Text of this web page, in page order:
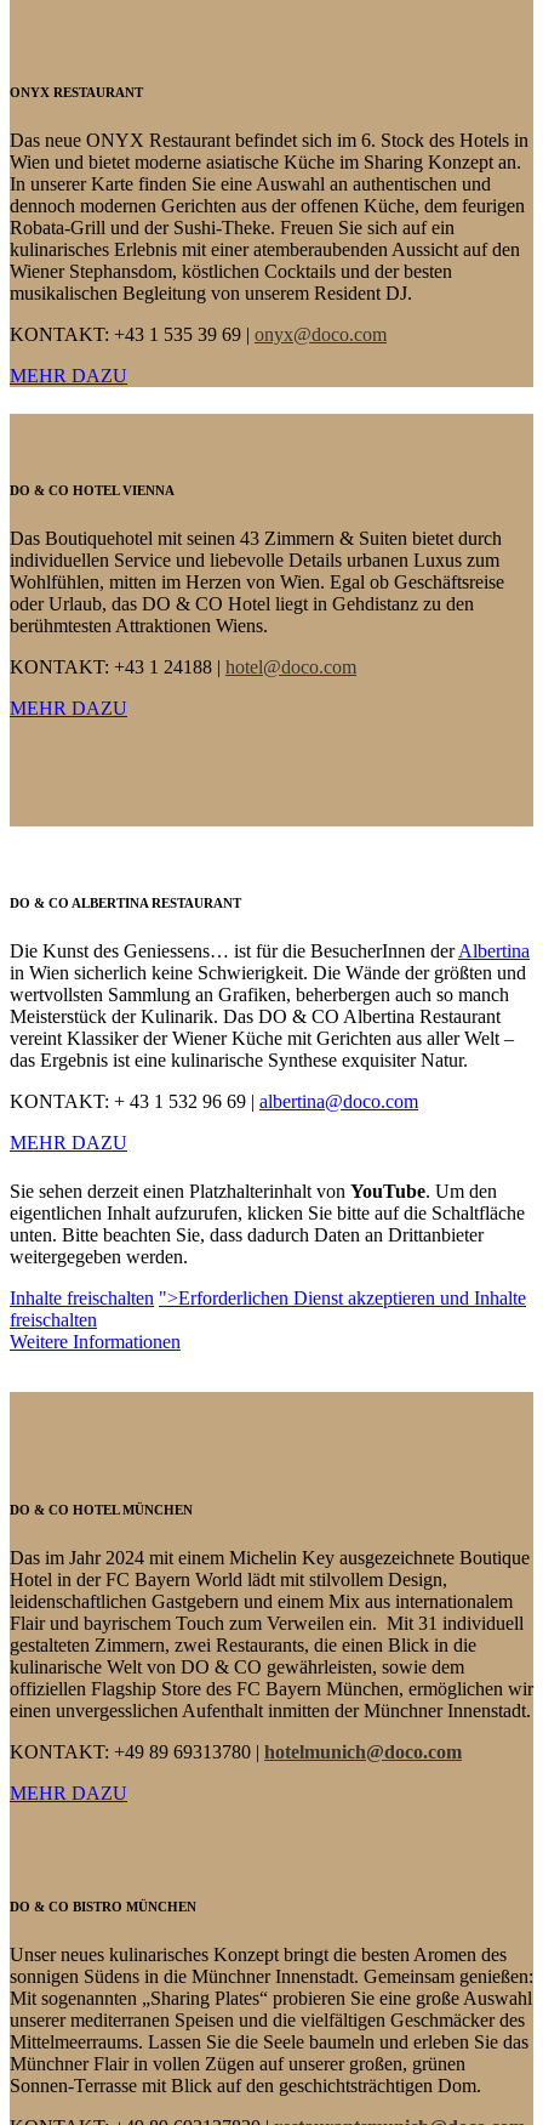
ONYX RESTAURANT
Das neue ONYX Restaurant befindet sich im 6. Stock des Hotels in
Wien und bietet moderne asiatische Küche im Sharing Konzept an.
In unserer Karte finden Sie eine Auswahl an authentischen und
dennoch modernen Gerichten aus der offenen Küche, dem feurigen
Robata-Grill und der Sushi-Theke. Freuen Sie sich auf ein
kulinarisches Erlebnis mit einer atemberaubenden Aussicht auf den
Wiener Stephansdom, köstlichen Cocktails und der besten
musikalischen Begleitung von unserem Resident DJ.
KONTAKT: +43 1 535 39 69 | onyx@doco.com
MEHR DAZU
DO & CO HOTEL VIENNA
Das Boutiquehotel mit seinen 43 Zimmern & Suiten bietet durch
individuellen Service und liebevolle Details urbanen Luxus zum
Wohlfühlen, mitten im Herzen von Wien. Egal ob Geschäftsreise
oder Urlaub, das DO & CO Hotel liegt in Gehdistanz zu den
berühmtesten Attraktionen Wiens.
KONTAKT: +43 1 24188 | hotel@doco.com
MEHR DAZU
DO & CO ALBERTINA RESTAURANT
Die Kunst des Geniessens… ist für die BesucherInnen derAlbertina
in Wien sicherlich keine Schwierigkeit. Die Wände der größten und
wertvollsten Sammlung an Grafiken, beherbergen auch so manch
Meisterstück der Kulinarik. Das DO & CO Albertina Restaurant
vereint Klassiker der Wiener Küche mit Gerichten aus aller Welt –
das Ergebnis ist eine kulinarische Synthese exquisiter Natur.
KONTAKT: + 43 1 532 96 69 | albertina@doco.com
MEHR DAZU
Sie sehen derzeit einen Platzhalterinhalt von YouTube. Um den
eigentlichen Inhalt aufzurufen, klicken Sie bitte auf die Schaltfläche
unten. Bitte beachten Sie, dass dadurch Daten an Drittanbieter
weitergegeben werden.
Inhalte freischalten ">Erforderlichen Dienst akzeptieren und Inhalte
freischalten
Weitere Informationen
DO & CO HOTEL MÜNCHEN
Das im Jahr 2024 mit einem Michelin Key ausgezeichnete Boutique
Hotel in der FC Bayern World lädt mit stilvollem Design,
leidenschaftlichen Gastgebern und einem Mix aus internationalem
Flair und bayrischem Touch zum Verweilen ein. Mit 31 individuell
gestalteten Zimmern, zwei Restaurants, die einen Blick in die
kulinarische Welt von DO & CO gewährleisten, sowie dem
offiziellen Flagship Store des FC Bayern München, ermöglichen wir
einen unvergesslichen Aufenthalt inmitten der Münchner Innenstadt.
KONTAKT: +49 89 69313780 | hotelmunich@doco.com
MEHR DAZU
DO & CO BISTRO MÜNCHEN
Unser neues kulinarisches Konzept bringt die besten Aromen des
sonnigen Südens in die Münchner Innenstadt. Gemeinsam genießen:
Mit sogenannten „Sharing Plates“ probieren Sie eine große Auswahl
unserer mediterranen Speisen und die vielfältigen Geschmäcker des
Mittelmeerraums. Lassen Sie die Seele baumeln und erleben Sie das
Münchner Flair in vollen Zügen auf unserer großen, grünen
Sonnen-Terrasse mit Blick auf den geschichtsträchtigen Dom.